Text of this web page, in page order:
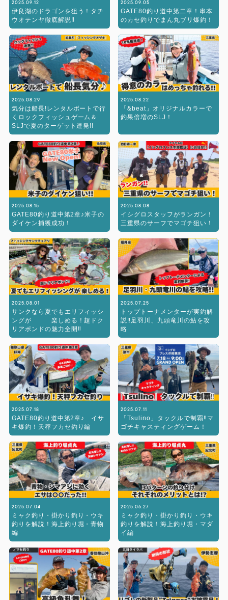
2025.09.12
伊良湖のドラゴンを狙う！タチ
ウオテンヤ徹底解説‼︎
2025.09.05
GATE80釣り道中第二章！串本
のカセ釣りでまん丸ブリ爆釣！
2025.08.29
気分は船長!レンタルボートで行
くロックフィッシュゲーム＆
SLJで夏のターゲット連発!!
2025.08.22
「&beat」オリジナルカラーで
釣果倍増のSLJ！
2025.08.15
GATE80釣り道中第2章♪米子の
ダイケン捕獲成功！
2025.08.08
イシグロスタッフがランガン！
三重県のサーフでマゴチ狙い！
2025.08.01
サンクなら夏でもエリフィッシ
ングが 楽しめる！超ドク
リアポンドの魅力全開‼︎
2025.07.25
トップトーナメンターが実釣解
説‼︎足羽川、九頭竜川の鮎を攻
略
2025.07.18
GATE80釣り道中第2章♪ イサ
キ爆釣！天秤フカセ釣り編
2025.07.11
「Tsulino」タックルで制覇‼︎マ
ゴチキャスティングゲーム！
2025.07.04
ミャク釣り・掛かり釣り・ウキ
釣りを解説！海上釣り堀・青物
編
2025.06.27
ミャク釣り・掛かり釣り・ウキ
釣りを解説！海上釣り堀・マダ
イ編